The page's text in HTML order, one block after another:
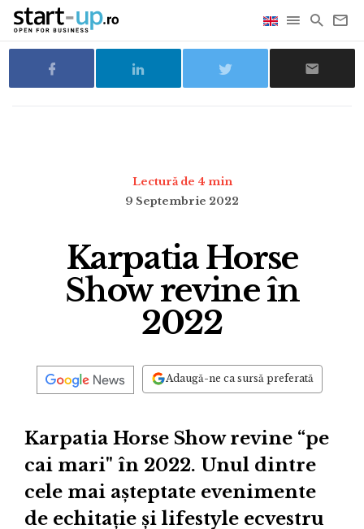
Lectură de 4 min
9 Septembrie 2022
Karpatia Horse
Show revine în
2022
Adaugă-ne ca sursă preferată
Karpatia Horse Show revine “pe
cai mari" în 2022. Unul dintre
cele mai așteptate evenimente
de echitație și lifestyle ecvestru